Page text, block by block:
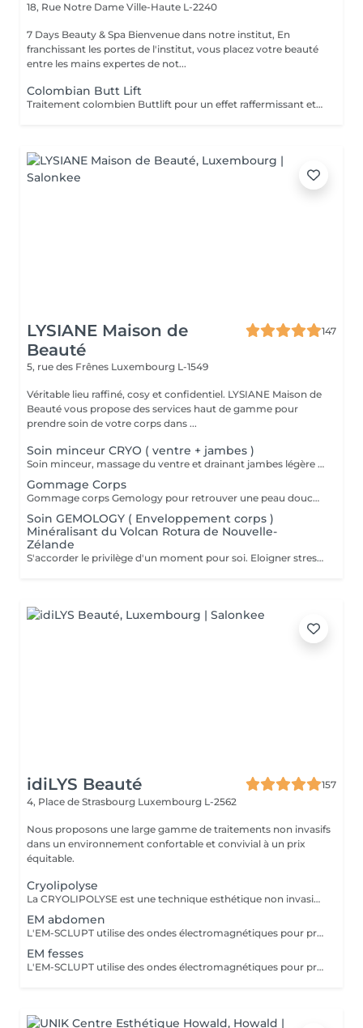
18, Rue Notre Dame Ville-Haute L-2240
7 Days Beauty & Spa Bienvenue dans notre institut, En
franchissant les portes de l'institut, vous placez votre beauté
entre les mains expertes de not...
Colombian Butt Lift
Traitement colombien Buttlift pour un effet raffermissant et volumateur immédiat, donnant un effet ballon à lés fasses. Traitement comprenant massage, aspiration vacuum et massage post-traitement. Avec la possibilité de combiner des crèmes pour un effet plus durable.
LYSIANE Maison de
Beauté
147
5, rue des Frênes Luxembourg L-1549
Véritable lieu raffiné, cosy et confidentiel. LYSIANE Maison de
Beauté vous propose des services haut de gamme pour
prendre soin de votre corps dans ...
Soin minceur CRYO ( ventre + jambes )
Soin minceur, massage du ventre et drainant jambes légère associé a un enveloppement bandes / liquide CRYO pour un effet raffermissant +++
Gommage Corps
Gommage corps Gemology pour retrouver une peau douce et veloutée.
Soin GEMOLOGY ( Enveloppement corps )
Minéralisant du Volcan Rotura de Nouvelle-
Zélande
S'accorder le privilège d'un moment pour soi. Eloigner stress et fatigue. Profiter sans retenue des bienfaits énergisants d'un soin de remise en forme.
idiLYS Beauté
157
4, Place de Strasbourg Luxembourg L-2562
Nous proposons une large gamme de traitements non invasifs
dans un environnement confortable et convivial à un prix
équitable.
Cryolipolyse
La CRYOLIPOLYSE est une technique esthétique non invasive qui utilise le froid pour réduire les amas graisseux localisés. La LUMINOTHÉRAPIE du visage consiste à exposer la peau à des lumières LED afin de stimuler le renouvellement cellulaire et améliorer l'éclat du teint.
EM abdomen
L'EM-SCLUPT utilise des ondes électromagnétiques pour provoquer des contractions musculaires intenses afin de tonifier les muscles et réduire la graisse. La LUMINOTHÉRAPIE du visage consiste à exposer la peau à des lumières LED afin de stimuler le renouvellement cellulaire et améliorer l'éclat du teint.
EM fesses
L'EM-SCLUPT utilise des ondes électromagnétiques pour provoquer des contractions musculaires intenses afin de tonifier les muscles et réduire la graisse.